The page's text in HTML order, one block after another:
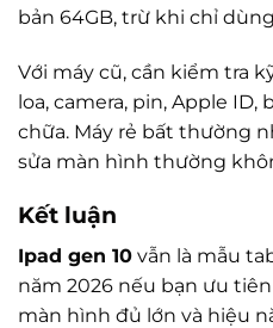
bản 64GB, trừ khi chỉ
Với máy cũ, cần kiểm tra
loa, camera, pin, Apple ID,
chữa. Máy rẻ bất thường
sửa màn hình thường
Kết luận
Ipad gen 10 vẫn là mẫu
năm 2026 nếu bạn ưu
màn hình đủ lớn và hiệu